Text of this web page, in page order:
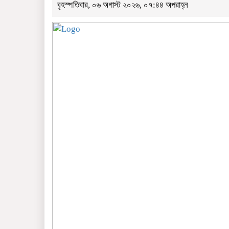
বৃহস্পতিবার, ০৬ অগাস্ট ২০২৬, ০৭:৪৪ অপরাহ্ন